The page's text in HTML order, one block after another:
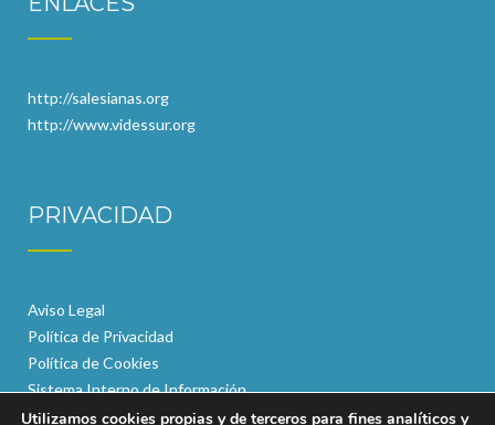
http://salesianas.org
http://www.videssur.org
PRIVACIDAD
Aviso Legal
Política de Privacidad
Política de Cookies
Sistema Interno de Información
Utilizamos cookies propias y de terceros para fines analíticos y